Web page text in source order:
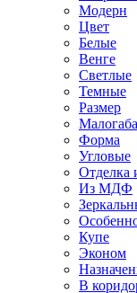
Модерн
Цвет
Белые
Венге
Светлые
Темные
Размер
Форма
Угловые
Отделка
Из МДФ
Купе
Эконом
В